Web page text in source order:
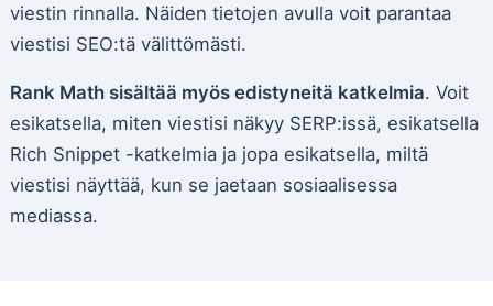
viestin rinnalla. Näiden tietojen avulla voit parantaa
viestisi SEO:tä välittömästi.
Rank Math sisältää myös edistyneitä katkelmia. Voit
esikatsella, miten viestisi näkyy SERP:issä, esikatsella
Rich Snippet -katkelmia ja jopa esikatsella, miltä
viestisi näyttää, kun se jaetaan sosiaalisessa
mediassa.